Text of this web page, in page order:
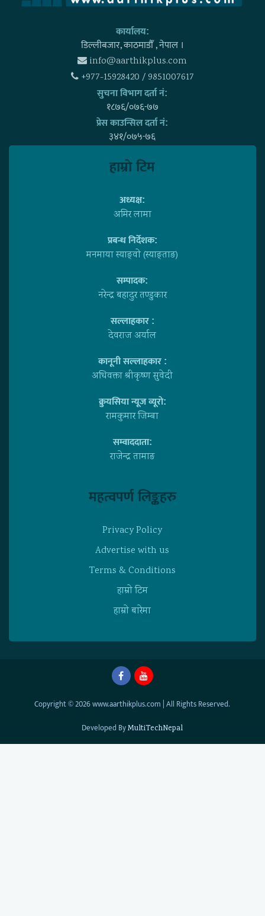
कार्यालय:
डिल्लीबजार, काठमाडाैँ , नेपाल ।
info@aarthikplus.com
+977-15928420 / 9851007617
सुचना विभाग दर्ता नं:
१८७६/०७६-७७
प्रेस काउन्सिल दर्ता नं:
३४१/०७५-७६
हाम्राे टिम
अध्यक्ष:
अमिर लामा
प्रबन्ध निर्देशक:
मनमाया स्याङ्वाे (स्याङ्ताङ)
सम्पादक:
नरेन्द्र बहादुर तण्डुकार
सल्लाहकार :
देवराज अर्याल
कानूनी सल्लाहकार :
अधिवक्ता श्रीकृष्ण सुवेदी
क्रुयसिया न्यूज व्यूराे:
रामकुमार जिम्बा
सम्वाददाता:
राजेन्द्र तामाङ
महत्वपर्ण लिङ्कहरु
Privacy Policy
Advertise with us
Terms & Conditions
हाम्राे टिम
हाम्राे बारेमा
Copyright © 2026 www.aarthikplus.com | All Rights Reserved.
Developed ByMultiTechNepal